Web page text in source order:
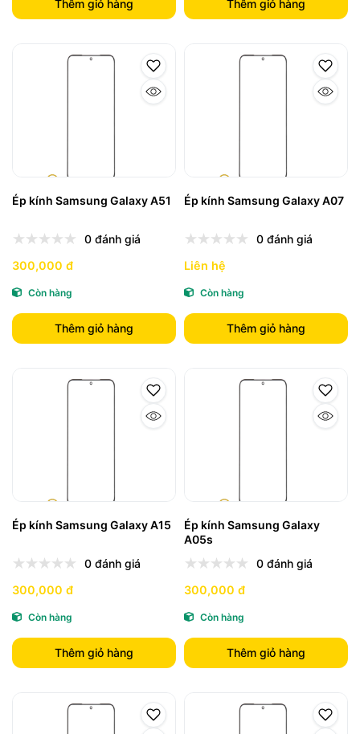
Thêm giỏ hàng Thêm giỏ hàng
Ép kính Samsung Galaxy A51
0 đánh giá
300,000 đ
Còn hàng
Thêm giỏ hàng
Ép kính Samsung Galaxy A07
0 đánh giá
Liên hệ
Còn hàng
Thêm giỏ hàng
Ép kính Samsung Galaxy A15
0 đánh giá
300,000 đ
Còn hàng
Thêm giỏ hàng
Ép kính Samsung Galaxy
A05s
0 đánh giá
300,000 đ
Còn hàng
Thêm giỏ hàng